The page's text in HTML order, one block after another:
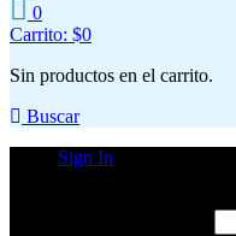
0
Carrito: $0
Sin productos en el carrito.
Buscar
Sign In